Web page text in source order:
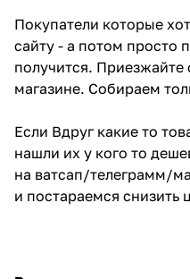
Покупатели которые
сайту - а потом просто
получится. Приезжайте
магазине. Собираем
Если Вдруг какие то
нашли их у кого то
на ватсап/телеграмм/
и постараемся снизить